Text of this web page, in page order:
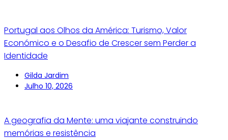
Portugal aos Olhos da América: Turismo, Valor
Económico e o Desafio de Crescer sem Perder a
Identidade
Gilda Jardim
Julho 10, 2026
A geografia da Mente: uma viajante construindo
memórias e resistência